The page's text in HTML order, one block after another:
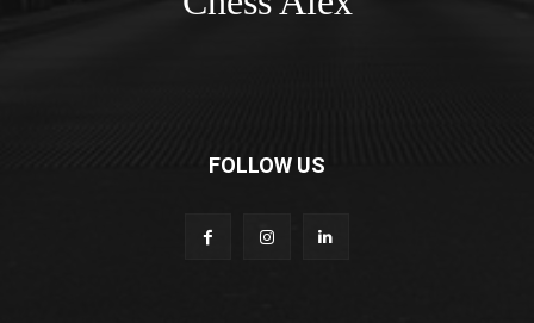
FOLLOW US